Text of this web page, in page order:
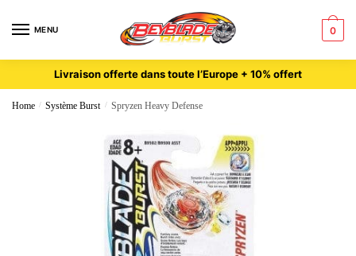
MENU 0
Livraison offerte dans toute l’Europe + 10% offert
Home / Système Burst / Spryzen Heavy Defense